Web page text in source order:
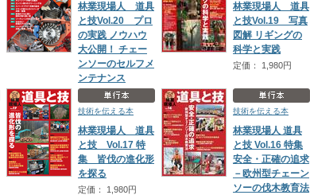
林業現場人 道具
と技Vol.20 プロ
の実践 ノウハウ
大公開！ チェー
ンソーのセルフメ
ンテナンス
定価： 2,530円
林業現場人 道具
と技Vol.19 写真
図解 リギングの
科学と実践
定価： 1,980円
技術を伝える本
林業現場人 道具
と技 Vol.17 特
集 皆伐の進化形
を探る
定価： 1,980円
技術を伝える本
林業現場人 道具
と技 Vol.16 特集
安全・正確の追求
－欧州型チェーン
ソーの伐木教育法